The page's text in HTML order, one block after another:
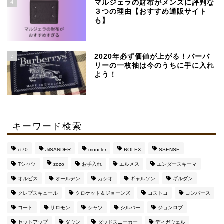
マルジェラの財布がメンズに評判な
３つの理由【おすすめ通販サイト
も】
5
2020年必ず価値が上がる！バーバ
リーの一枚袖は今のうちに手に入れ
よう！
キーワード検索
ct70 JilSANDER moncler ROLEX SSENSE
Tシャツ zozo お手入れ エルメス エンダースキーマ
オルビス オールデン カシオ ギャルソン ギルダン
クレプスキュール クロケット＆ジョーンズ コストコ コンバース
コート サロモン シャツ シルバー ジョンロブ
セットアップ ダウン ダッドスニーカー ディガウェル
めブランド
【マルジェラ】足袋ブー
ツのサイズ感と定価より
マルジェラの財布がメン
ズに評判な３つの理由
【おすすめ通販サイト
も】
このブログを運営してい
んな興味持って
ね・・・）